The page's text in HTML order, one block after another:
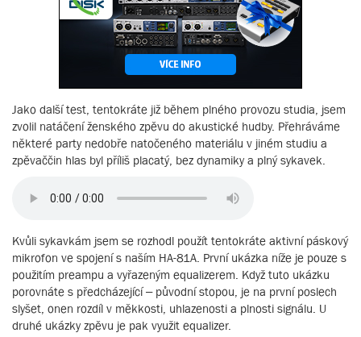
Jako další test, tentokráte již během plného provozu studia, jsem
zvolil natáčení ženského zpěvu do akustické hudby. Přehráváme
některé party nedobře natočeného materiálu v jiném studiu a
zpěvaččin hlas byl příliš placatý, bez dynamiky a plný sykavek.
Kvůli sykavkám jsem se rozhodl použít tentokráte aktivní páskový
mikrofon ve spojení s naším HA-81A. První ukázka níže je pouze s
použitím preampu a vyřazeným equalizerem. Když tuto ukázku
porovnáte s předcházející – původní stopou, je na první poslech
slyšet, onen rozdíl v měkkosti, uhlazenosti a plnosti signálu. U
druhé ukázky zpěvu je pak využit equalizer.